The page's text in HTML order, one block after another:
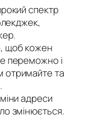
спектр
щоб кожен
переможно і
отримайте та
адреси
змінюється.